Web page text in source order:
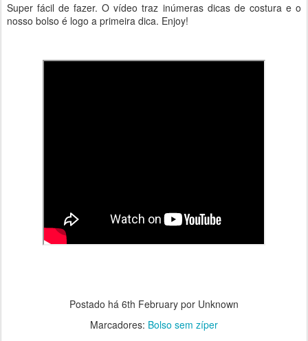
Super fácil de fazer. O vídeo traz inúmeras dicas de costura e o
nosso bolso é logo a primeira dica. Enjoy!
Postado há 6th February por Unknown
Marcadores: Bolso sem zíper